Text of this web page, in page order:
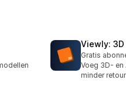
Viewly: 3D
Gratis
Voeg 3D- en
minder